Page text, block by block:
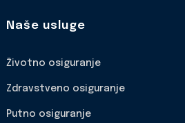
Naše usluge
Životno osiguranje
Zdravstveno osiguranje
Putno osiguranje